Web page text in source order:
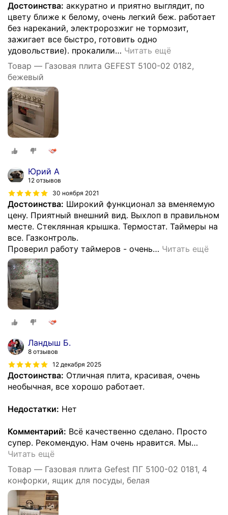
Достоинства: аккуратно и приятно выглядит, по
цвету ближе к белому, очень легкий беж. работает
без нареканий, электророзжиг не тормозит,
зажигает все быстро, готовить одно
удовольствие). прокалили… Читать ещё
Товар — Газовая плита GEFEST 5100-02 0182,
бежевый
Юрий А
12 отзывов
30 ноября 2021
Достоинства: Широкий функционал за вменяемую
цену. Приятный внешний вид. Выхлоп в правильном
месте. Стеклянная крышка. Термостат. Таймеры на
все. Газконтроль.
Проверил работу таймеров - очень… Читать ещё
Ландыш Б.
8 отзывов
12 декабря 2025
Достоинства: Отличная плита, красивая, очень
необычная, все хорошо работает.
Недостатки: Нет
Комментарий: Всё качественно сделано. Просто
супер. Рекомендую. Нам очень нравится. Мы…
Читать ещё
Товар — Газовая плита Gefest ПГ 5100-02 0181, 4
конфорки, ящик для посуды, белая